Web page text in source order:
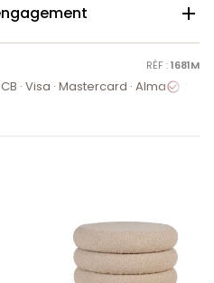

RÉF :1681M
CB · Visa · Mastercard · Alma